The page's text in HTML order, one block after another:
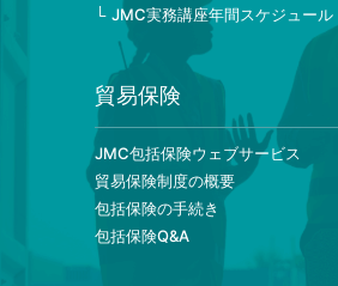
JMC実務講座年間スケジュール
貿易保険
JMC包括保険ウェブサービス
貿易保険制度の概要
包括保険の手続き
包括保険Q&A